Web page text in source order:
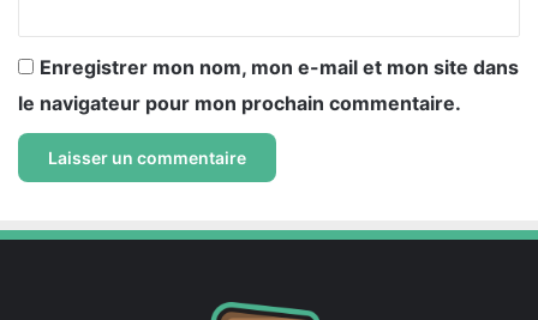
Enregistrer mon nom, mon e-mail et mon site dans
le navigateur pour mon prochain commentaire.